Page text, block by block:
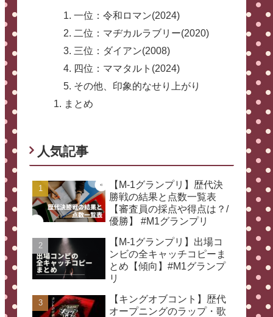
一位：令和ロマン(2024)
二位：マヂカルラブリー(2020)
三位：ダイアン(2008)
四位：ママタルト(2024)
その他、印象的なせり上がり
まとめ
人気記事
【M-1グランプリ】歴代決
勝戦の結果と点数一覧表
【審査員の採点や得点は？/
優勝】 #M1グランプリ
【M-1グランプリ】出場コ
ンビの全キャッチコピーま
とめ【傾向】#M1グランプ
リ
【キングオブコント】歴代
オープニングのラップ・歌